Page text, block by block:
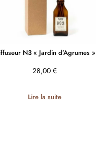
N3 « Jardin d’Agrumes »
28,00 €
Lire la suite